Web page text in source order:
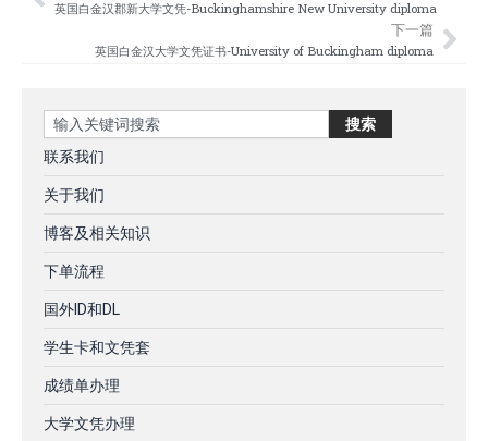
英国白金汉郡新大学文凭-Buckinghamshire New University diploma
下一篇
英国白金汉大学文凭证书-University of Buckingham diploma
Search 搜索
联系我们
关于我们
博客及相关知识
下单流程
国外ID和DL
学生卡和文凭套
成绩单办理
大学文凭办理